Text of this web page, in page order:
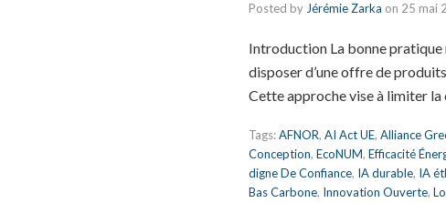
Posted by Jérémie Zarka on 25 mai
Introduction La bonne pratique
disposer d’une offre de
Cette approche vise à limiter
Tags:AFNOR, AI Act UE, Alliance
Conception, EcoNUM, Efficacité
digne De Confiance, IA durable, IA
Bas Carbone, Innovation Ouverte,